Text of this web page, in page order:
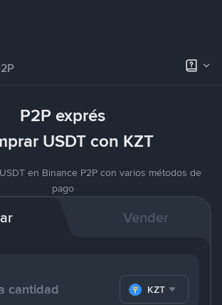
P2P exprés
USDT con KZT
en Binance P2P con varios métodos de
pago
Vender
KZT